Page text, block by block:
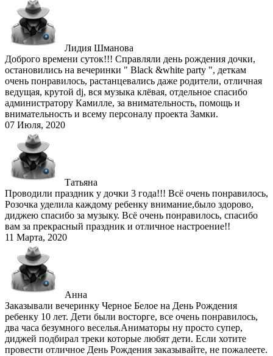
Лидия Шманова
Доброго времени суток!!! Справляли день рождения дочки,
остановились на вечеринки " Black &white party ", деткам
очень понравилось, растанцевались даже родители, отличная
ведущая, крутой dj, вся музыка клёвая, отдельное спасибо
администратору Камилле, за внимательность, помощь и
внимательность и всему персоналу проекта Замки.
07 Июля, 2020
Татьяна
Проводили праздник у дочки 3 года!!! Всё очень понравилось,
Розочка уделила каждому ребенку внимание,было здорово,
диджею спасибо за музыку. Всё очень понравилось, спасибо
вам за прекрасный праздник и отличное настроение!!
11 Марта, 2020
Анна
Заказывали вечеринку Черное Белое на День Рождения
ребенку 10 лет. Дети были восторге, все очень понравилось,
два часа безумного веселья.Аниматоры ну просто супер,
диджей подбирал треки которые любят дети. Если хотите
провести отличное День Рождения заказывайте, не пожалеете.